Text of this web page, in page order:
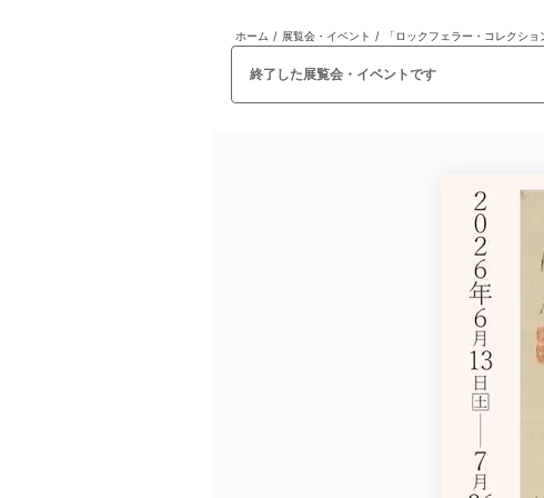
ホーム / 展覧会・イベント /
終了した展覧会・イベントです